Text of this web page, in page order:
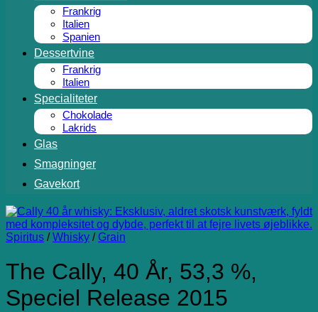
Frankrig
Italien
Spanien
Dessertvine
Frankrig
Italien
Specialiteter
Chokolade
Lakrids
Glas
Smagninger
Gavekort
Spiritus / Whisky / Grain
The Cally, 40 År, 53,3 %,
Speciel Release 2015